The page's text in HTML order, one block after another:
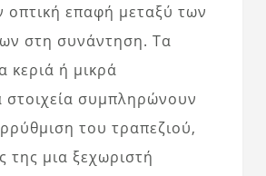
οπτική επαφή μεταξύ των
στη συνάντηση. Τα
κεριά ή μικρά
στοιχεία συμπληρώνουν
του τραπεζιού,
της μια ξεχωριστή